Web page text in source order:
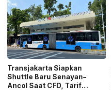
Transjakarta Siapkan
Shuttle Baru Senayan-
Ancol Saat CFD, Tarif